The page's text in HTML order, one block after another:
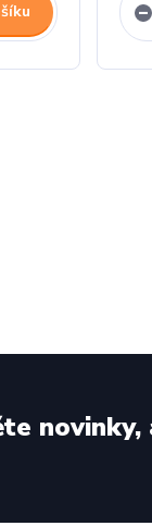
novinky,